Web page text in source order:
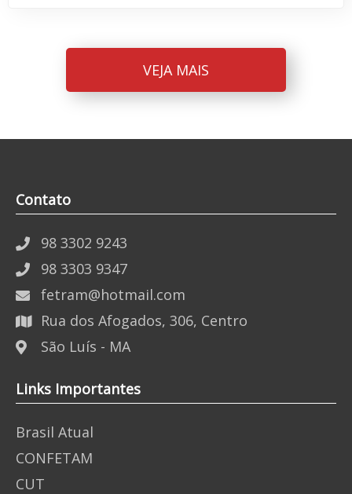
VEJA MAIS
Contato
98 3302 9243
98 3303 9347
fetram@hotmail.com
Rua dos Afogados, 306, Centro
São Luís - MA
Links Importantes
Brasil Atual
CONFETAM
CUT